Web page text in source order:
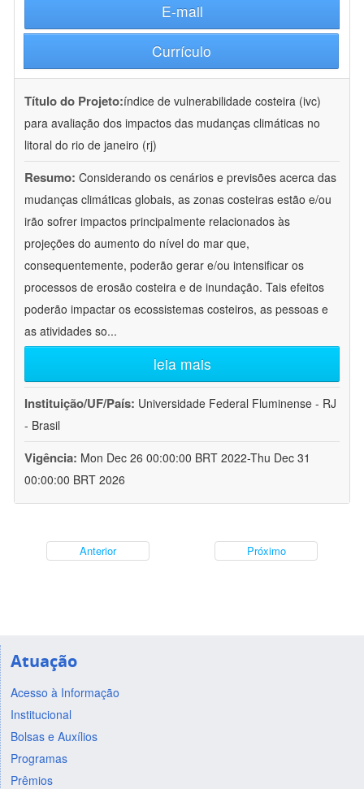
E-mail
Currículo
Título do Projeto:índice de vulnerabilidade costeira (ivc)
para avaliação dos impactos das mudanças climáticas no
litoral do rio de janeiro (rj)
Resumo: Considerando os cenários e previsões acerca das
mudanças climáticas globais, as zonas costeiras estão e/ou
irão sofrer impactos principalmente relacionados às
projeções do aumento do nível do mar que,
consequentemente, poderão gerar e/ou intensificar os
processos de erosão costeira e de inundação. Tais efeitos
poderão impactar os ecossistemas costeiros, as pessoas e
as atividades so...
leia mais
Instituição/UF/País: Universidade Federal Fluminense - RJ
- Brasil
Vigência: Mon Dec 26 00:00:00 BRT 2022-Thu Dec 31
00:00:00 BRT 2026
Anterior Próximo
Atuação
Acesso à Informação
Institucional
Bolsas e Auxílios
Programas
Prêmios